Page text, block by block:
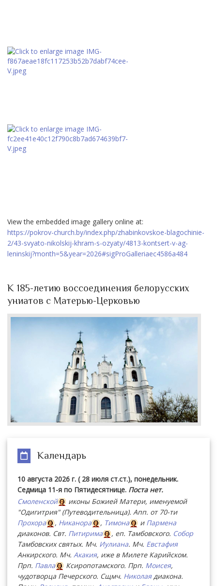
View the embedded image gallery online at:
https://pokrov-church.by/index.php/zhabinkovskoe-blagochinie-
2/43-svyato-nikolskij-khram-s-ozyaty/4813-kontsert-v-ag-
leninskij?month=5&year=2026#sigProGalleriaec4586a484
К 185-летию воссоединения белорусских
униатов с Матерью-Церковью
Календарь
10 августа 2026 г. ( 28 июля ст.ст.), понедельник.
Седмица 11-я по Пятидесятнице. Поста нет.
Смоленской
иконы Божией Матери, именуемой
"Одигитрия" (Путеводительница). Апп. от 70-ти
Прохора
, Никанора , Тимона и Пармена
диаконов. Свт. Питирима , еп. Тамбовского. Собор
Тамбовских святых. Мч. Иулиана. Мч. Евстафия
Анкирского. Мч. Акакия, иже в Милете Карийском.
Прп. Павла Ксиропотамского. Прп. Моисея,
чудотворца Печерского. Сщмч. Николаядиакона.